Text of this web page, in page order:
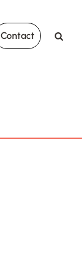
Contact